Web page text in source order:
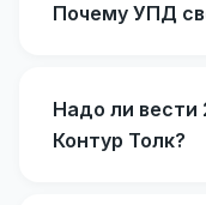
Почему УПД
Надо ли
Контур Толк?